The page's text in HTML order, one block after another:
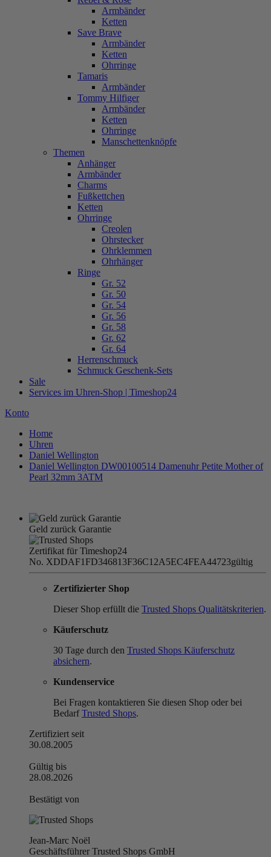
Armbänder
Ketten
Save Brave
Armbänder
Ketten
Ohrringe
Tamaris
Armbänder
Tommy Hilfiger
Armbänder
Ketten
Ohrringe
Manschettenknöpfe
Themen
Anhänger
Armbänder
Charms
Fußkettchen
Ketten
Ohrringe
Creolen
Ohrstecker
Ohrklemmen
Ohrhänger
Ringe
Gr. 52
Gr. 50
Gr. 54
Gr. 56
Gr. 58
Gr. 62
Gr. 64
Herrenschmuck
Schmuck Geschenk-Sets
Sale
Services im Uhren-Shop | Timeshop24
Konto
Home
Uhren
Daniel Wellington
Daniel Wellington DW00100514 Damenuhr Petite Mother of
Pearl 32mm 3ATM
Geld zurück Garantie
Zertifikat für Timeshop24
No. XDDAF1FD346813F36C12A5EC4FEA44723gültig
Zertifizierter Shop
Dieser Shop erfüllt die Trusted Shops Qualitätskriterien.
Käuferschutz
30 Tage durch den Trusted Shops Käuferschutz
absichern.
Kundenservice
Bei Fragen kontaktieren Sie diesen Shop oder bei
BedarfTrusted Shops.
Zertifiziert seit
30.08.2005
Gültig bis
28.08.2026
Bestätigt von
Jean-Marc Noël
Geschäftsführer Trusted Shops GmbH